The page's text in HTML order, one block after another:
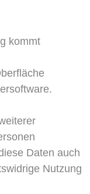
kommt
Daten auch
Nutzung